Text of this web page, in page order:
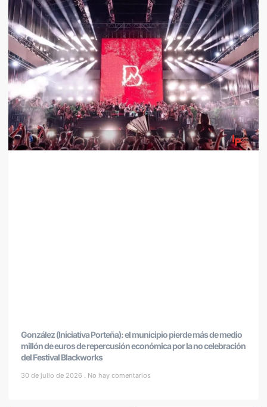
González (Iniciativa Porteña): el municipio pierde más de medio
millón de euros de repercusión económica por la no celebración
del Festival Blackworks
30 de julio de 2026 No hay comentarios